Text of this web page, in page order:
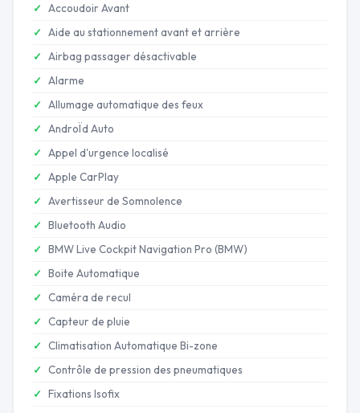
Accoudoir Avant
Aide au stationnement avant et arrière
Airbag passager désactivable
Alarme
Allumage automatique des feux
AndroÏd Auto
Appel d'urgence localisé
Apple CarPlay
Avertisseur de Somnolence
Bluetooth Audio
BMW Live Cockpit Navigation Pro (BMW)
Boite Automatique
Caméra de recul
Capteur de pluie
Climatisation Automatique Bi-zone
Contrôle de pression des pneumatiques
Fixations Isofix